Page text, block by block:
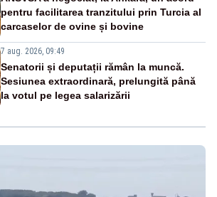
pentru facilitarea tranzitului prin Turcia al
carcaselor de ovine și bovine
7 aug. 2026, 09:49
Senatorii și deputații rămân la muncă.
Sesiunea extraordinară, prelungită până
la votul pe legea salarizării